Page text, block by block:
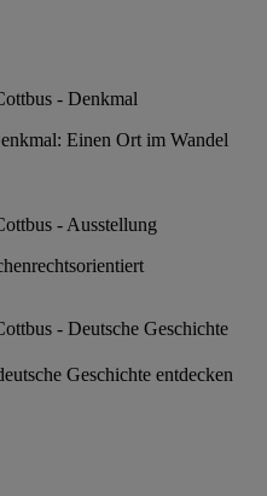
Einen Ort im Wandel
Geschichte entdecken